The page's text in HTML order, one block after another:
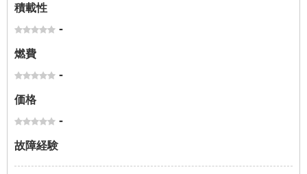
積載性
-
燃費
-
価格
-
故障経験